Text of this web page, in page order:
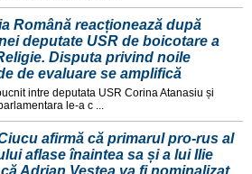
Română reacționează după
deputate USR de boicotare a
Disputa privind noile
de evaluare se amplifică
intre deputata USR Corina Atanasiu și
le-a c ...
afirmă că primarul pro-rus al
aflase înaintea sa și a lui Ilie